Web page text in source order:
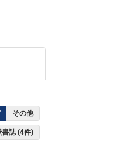
その他
書誌 (4件)